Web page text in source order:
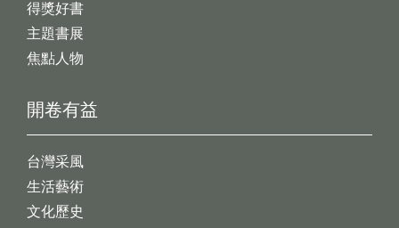
開卷有益
台灣采風
生活藝術
文化歷史
得獎好書
主題書展
焦點人物